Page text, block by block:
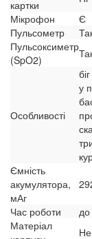
картки
Мікрофон
Є
Пульсометр
Пульсоксиметр
(SpO2)
Особливості
у
Ємність
акумулятора,
мАг
Час роботи
Матеріал